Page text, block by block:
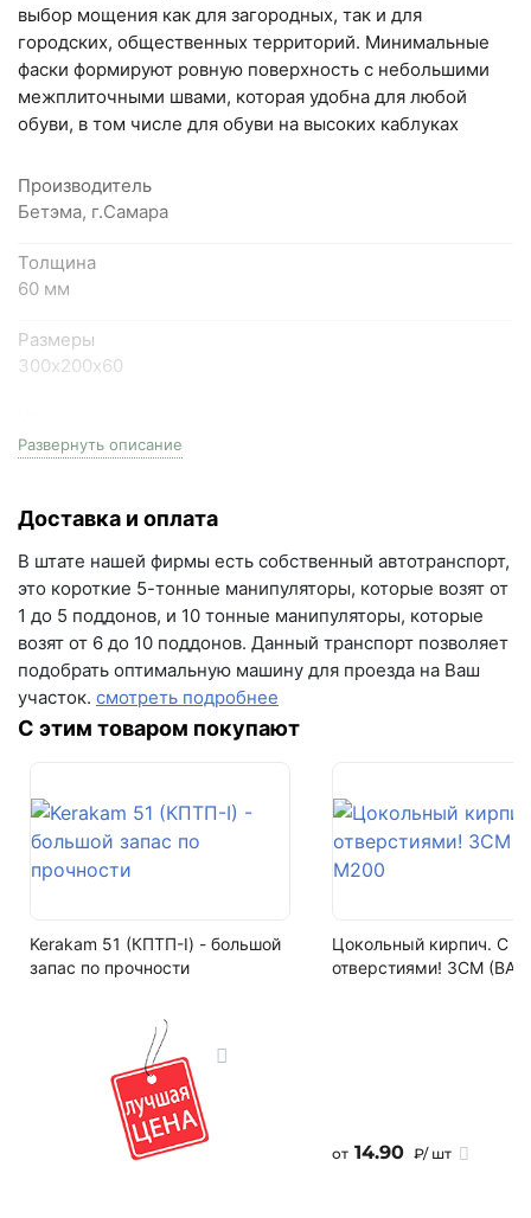
Написать на почту
Самарская область, Волжский район, село
Преображенка, улица Ленинская, 75 (вывеска "Мир
пн-пт с 9:00 до 18:00, сб с 10:00 до 16:00
+7 (846) 215-18-18
+7 (993) 993-77-44
Написать в Telegram
(вывеска "Мир кирпича")
пн-пт с 9:00 до 18:00
+7 (846) 215-16-16
+7 (993) 993-77-22
Написать в МАКС
выбор мощения как для загородных, так и для
городских, общественных территорий. Минимальные
фаски формируют ровную поверхность с небольшими
межплиточными швами, которая удобна для любой
обуви, в том числе для обуви на высоких каблуках
Производитель
Бетэма, г.Самара
Толщина
60 мм
Размеры
300х200х60
13.2 м2
светло-серый
Серия
Элайн
Вес поддона
1949 кг
Морозостойкость
Водопоглощение
не более 6%
Залог за поддоны
Артикул
М13Б
Кол-во поддонов в машине
Кол-во в машине
Развернуть описание
Доставка и оплата
В штате нашей фирмы есть собственный автотранспорт,
это короткие 5-тонные манипуляторы, которые возят от
1 до 5 поддонов, и 10 тонные манипуляторы, которые
возят от 6 до 10 поддонов. Данный транспорт позволяет
подобрать оптимальную машину для проезда на Ваш
участок. смотреть подробнее
С этим товаром покупают
Kerakam 51 (КПТП-I) - большой
запас по прочности
Цокольный кирпич. С
отверстиями! ЗСМ
от 14.90 ₽/ шт